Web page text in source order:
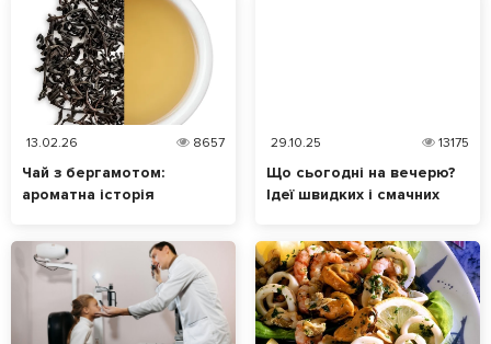
13.02.26 8657
Чай з бергамотом:
ароматна історія
29.10.25 13175
Що сьогодні на вечерю?
Ідеї швидких і смачних